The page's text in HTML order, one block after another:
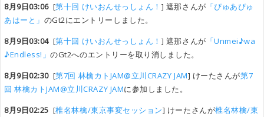
8月9日03:06[第十回 けいおんせっしょん！ ] 遮那さんが 「ぴゅあぴゅ
あはーと」 のGt2にエントリーしました。
8月9日03:04[第十回 けいおんせっしょん！ ] 遮那さんが 「Unmei♪wa
♪Endless!」のGt2へのエントリーを取り消しました。
8月9日02:30[第7回 林檎カトJAM@立川CRAZY JAM] けーたさんが第7
回 林檎カトJAM@立川CRAZY JAMに参加しました。
8月9日02:25 [椎名林檎/東京事変セッション] けーたさんが椎名林檎/東